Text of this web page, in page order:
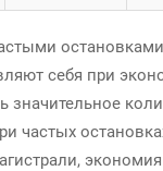
себя при
значительное
частых